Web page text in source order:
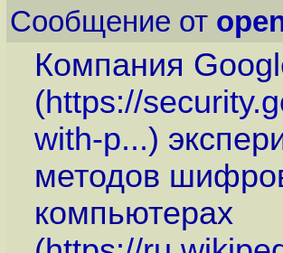
Сообщение от
Компания
(https://
with-p...)
методов
компьютерах